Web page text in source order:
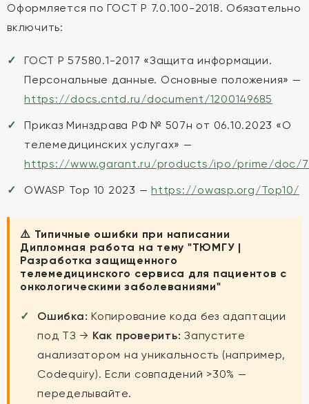
Оформляется по ГОСТ Р 7.0.100-2018. Обязательно
включить:
ГОСТ Р 57580.1-2017 «Защита информации.
Персональные данные. Основные положения» —
https://docs.cntd.ru/document/1200149685
Приказ Минздрава РФ № 507н от 06.10.2023 «О
телемедицинских услугах» —
https://www.garant.ru/products/ipo/prime/doc/
OWASP Top 10 2023 — https://owasp.org/Top10/
⚠️ Типичные ошибки при написании
Дипломная работа на тему "ТЮМГУ |
Разработка защищенного
телемедицинского сервиса для пациентов с
онкологическими заболеваниями"
Ошибка: Копирование кода без адаптации
под ТЗ → Как проверить: Запустите
анализатором на уникальность (например,
Codequiry). Если совпадений >30% —
переделывайте.